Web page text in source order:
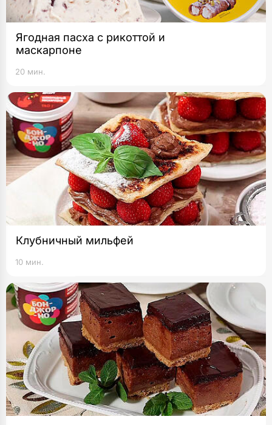
Ягодная пасха с рикоттой и
маскарпоне
20 мин.
Клубничный мильфей
10 мин.